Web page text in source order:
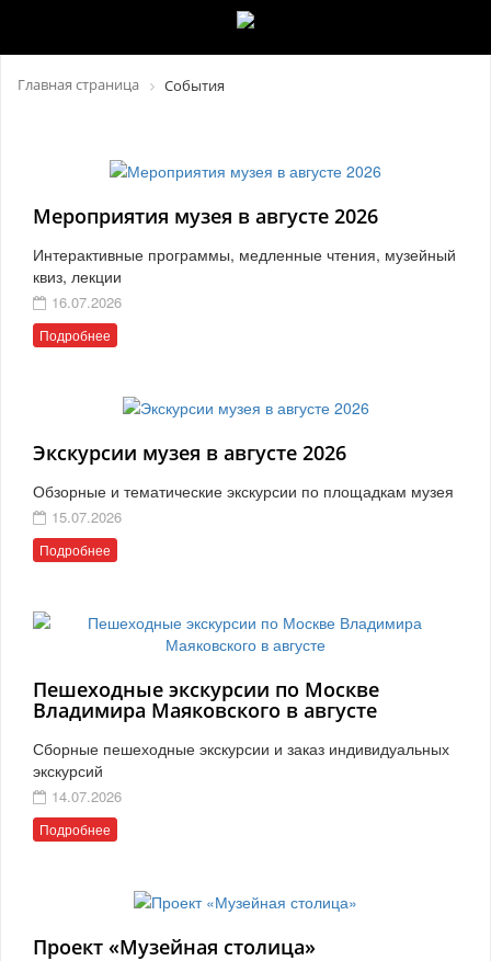
Главная страница События
Мероприятия музея в августе 2026
Интерактивные программы, медленные чтения, музейный
квиз, лекции
16.07.2026
Подробнее
Экскурсии музея в августе 2026
Обзорные и тематические экскурсии по площадкам музея
15.07.2026
Подробнее
Пешеходные экскурсии по Москве
Владимира Маяковского в августе
Сборные пешеходные экскурсии и заказ индивидуальных
экскурсий
14.07.2026
Подробнее
Проект «Музейная столица»